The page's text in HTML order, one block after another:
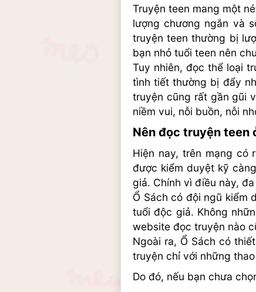
Truyện teen mang một
lượng chương ngắn và
truyện teen thường bị
bạn nhỏ tuổi teen nên
Tuy nhiên, đọc thể loại
tình tiết thường bị đẩy
truyện cũng rất gần gũi
niềm vui, nỗi buồn, nỗi
Nên đọc truyện teen
Hiện nay, trên mạng có
được kiểm duyệt kỹ
giả. Chính vì điều này,
Ổ Sách có đội ngũ kiểm
tuổi độc giả. Không
website đọc truyện nào
Ngoài ra, Ổ Sách có
truyện chỉ với những
Do đó, nếu bạn chưa